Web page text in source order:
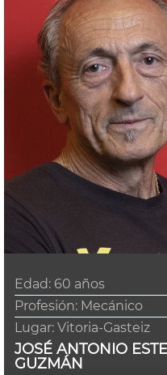
Edad: 60 años
Profesión: Mecánico
Lugar: Vitoria-Gasteiz
JOSÉ ANTONIO
GUZMÁN